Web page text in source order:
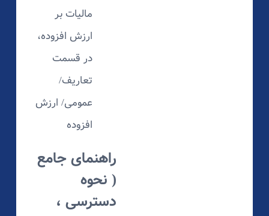
مالیات بر
ارزش افزوده،
در قسمت
تعاریف/
عمومی/ ارزش
افزوده
راهنمای جامع
( نحوه
دسترسی ،